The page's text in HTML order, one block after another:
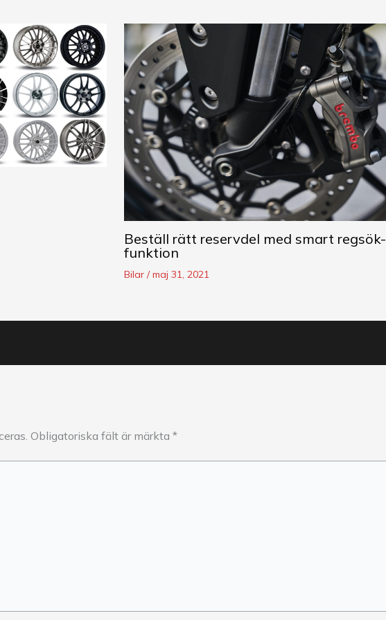
Beställ rätt reservdel med smart regsök-
funktion
Bilar/maj 31, 2021
Obligatoriska fält är märkta *